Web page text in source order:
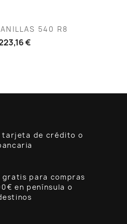
540 R8
€
tarjeta de crédito o
gratis para compras
en península o